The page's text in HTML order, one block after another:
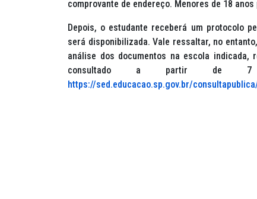
comprovante de endereço. Menores de 18
Depois, o estudante receberá um protocolo
será disponibilizada. Vale ressaltar, no
análise dos documentos na escola indicada,
consultado a partir de
https://sed.educacao.sp.gov.br/